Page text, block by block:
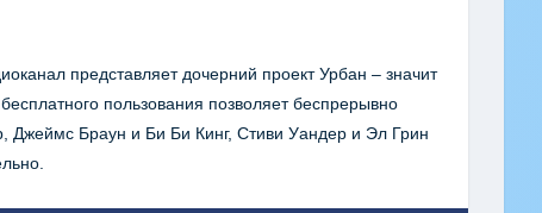
представляет дочерний проект Урбан – значит
пользования позволяет беспрерывно
Джеймс Браун и Би Би Кинг, Стиви Уандер и Эл Грин